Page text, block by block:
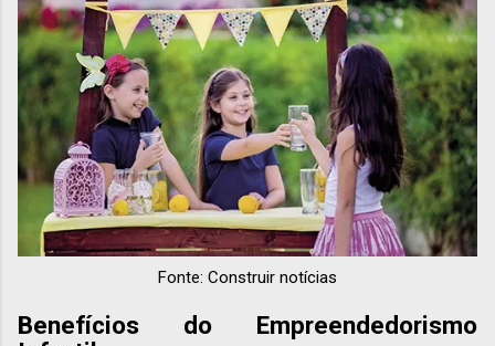
Fonte: Construir notícias
Benefícios do Empreendedorismo